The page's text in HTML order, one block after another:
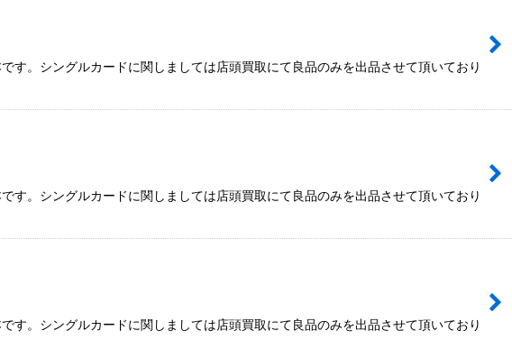
す。シングルカードに関しましては店頭買取にて良品のみを出品させて頂いており
す。シングルカードに関しましては店頭買取にて良品のみを出品させて頂いており
す。シングルカードに関しましては店頭買取にて良品のみを出品させて頂いており